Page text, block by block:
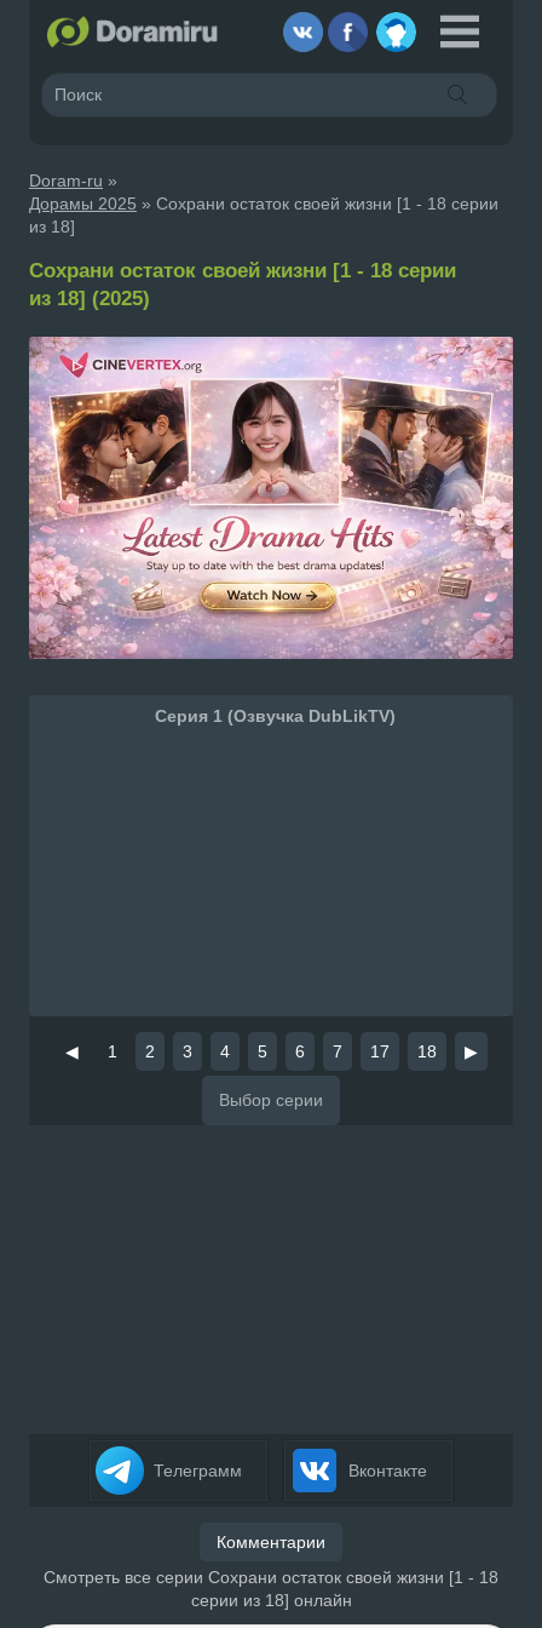
Doram-ru »
Дорамы 2025 » Сохрани остаток своей жизни [1 - 18 серии
из 18]
Сохрани остаток своей жизни [1 - 18 серии
из 18] (2025)
Серия 1 (Озвучка DubLikTV)
◀ 1 2 3 4 5 6 7 17 18 ▶
Телеграмм Вконтакте
Комментарии
Смотреть все серии Сохрани остаток своей жизни [1 - 18
серии из 18] онлайн